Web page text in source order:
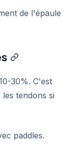
de l'épaule
30%. C'est
tendons si
paddles.